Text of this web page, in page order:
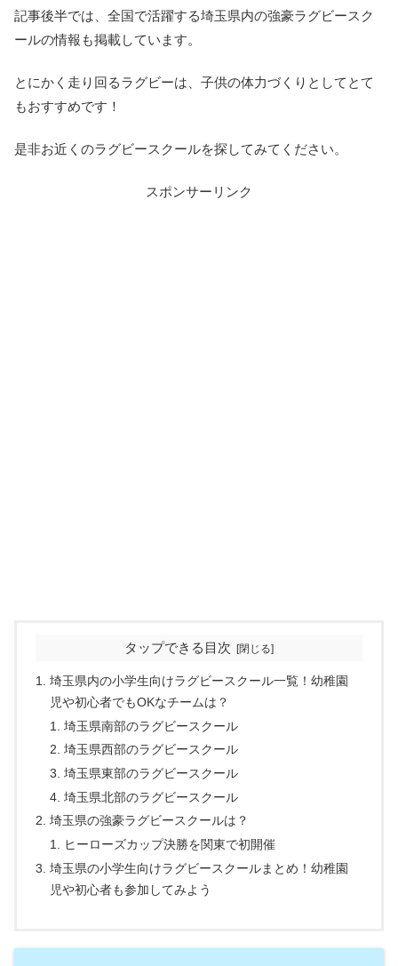
記事後半では、全国で活躍する埼玉県内の強豪ラグビースク
ールの情報も掲載しています。
とにかく走り回るラグビーは、子供の体力づくりとしてとて
もおすすめです！
是非お近くのラグビースクールを探してみてください。
スポンサーリンク
タップできる目次
埼玉県内の小学生向けラグビースクール一覧！幼稚園
児や初心者でもOKなチームは？
埼玉県南部のラグビースクール
埼玉県西部のラグビースクール
埼玉県東部のラグビースクール
埼玉県北部のラグビースクール
埼玉県の強豪ラグビースクールは？
ヒーローズカップ決勝を関東で初開催
埼玉県の小学生向けラグビースクールまとめ！幼稚園
児や初心者も参加してみよう